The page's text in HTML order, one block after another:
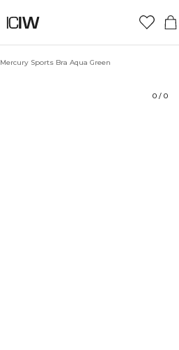
Mercury Sports Bra Aqua Green
0 / 0